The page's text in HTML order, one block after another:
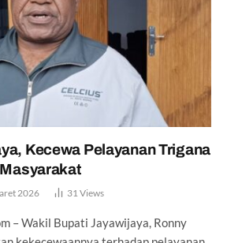
Kecewa Pelayanan Trigana
2026 31 Views
– Wakil Bupati Jayawijaya, Ronny